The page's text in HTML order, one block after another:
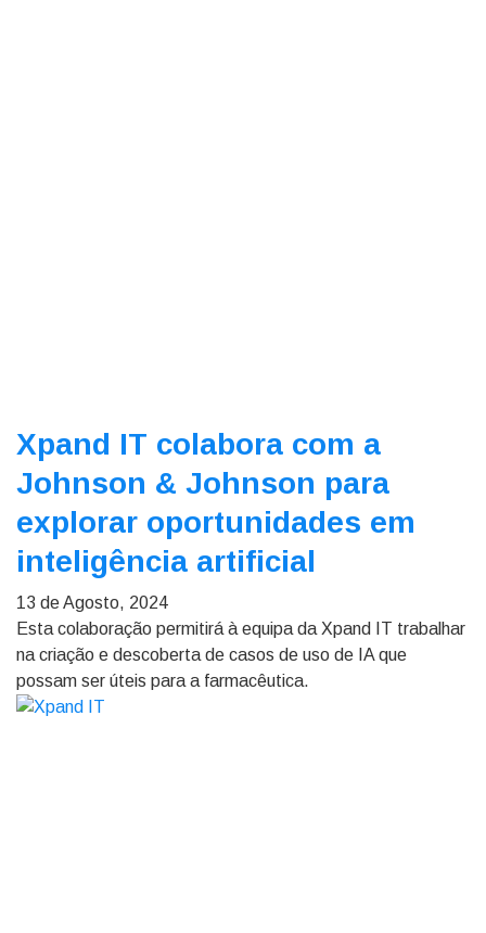
Xpand IT colabora com a
Johnson & Johnson para
explorar oportunidades em
inteligência artificial
13 de Agosto, 2024
Esta colaboração permitirá à equipa da Xpand IT trabalhar
na criação e descoberta de casos de uso de IA que
possam ser úteis para a farmacêutica.